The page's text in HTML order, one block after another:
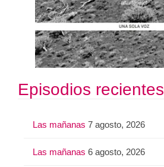
Episodios recientes
Las mañanas 7 agosto, 2026
Las mañanas 6 agosto, 2026